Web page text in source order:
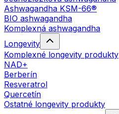
Ashwagandha KSM-66®
BIO ashwagandha
Komplexná ashwagandha
Longevity
Komplexné longevity produkty
NAD+
Berberín
Resveratrol
Quercetín
Ostatné longevity produkty